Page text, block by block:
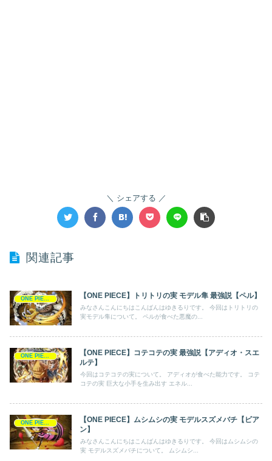
シェアする
関連記事
ONE PIECE 【ONE PIECE】トリトリの実 モデル隼 最強説【ペル】
みなさんこんにちはこんばんはゆきるりです。 今回はトリトリの
実モデル隼について。 ペルが食べた悪魔の...
ONE PIECE
【ONE PIECE】コテコテの実 最強説【アディオ・スエ
ルテ】
今回はコテコテの実について。 アディオが食べた能力です。 コテ
コテの実 巨大な小手を生み出す エネル...
【ONE PIECE】ムシムシの実 モデルスズメバチ【ビア
ン】
みなさんこんにちはこんばんはゆきるりです。 今回はムシムシの
実 モデルスズメバチについて。 ムシムシ...